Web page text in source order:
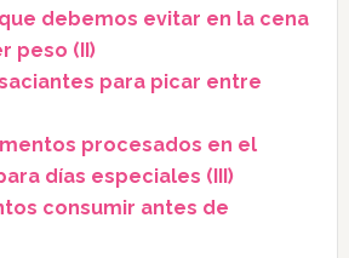
debemos evitar en la cena
peso (II)
para picar entre
procesados en el
días especiales (III)
consumir antes de